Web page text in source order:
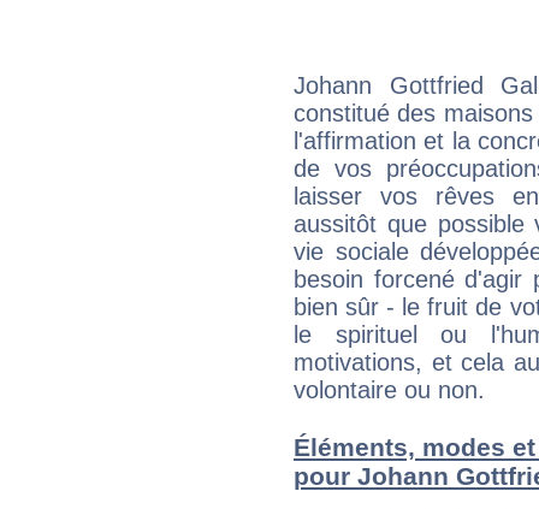
Johann Gottfried
constitué des
l'affirmation et la
de vos
laisser vos rêves
aussitôt que
vie sociale
besoin forcené
bien sûr - le fruit de
le spirituel ou
motivations, et cela
volontaire ou non.
Éléments, modes
pour Johann